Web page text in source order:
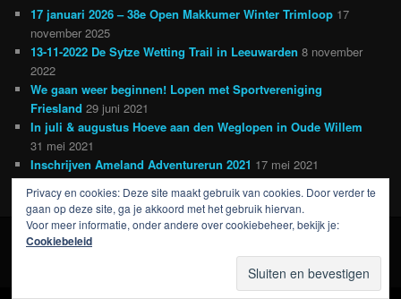
17 januari 2026 – 38e Open Makkumer Winter Trimloop 17
november 2025
13-11-2022 De Sytze Wetting Trail in Leeuwarden 8 november
2022
We gaan weer beginnen! Lopen met Sportvereniging
Friesland 29 juni 2021
In juli & augustus Hoeve aan den Weglopen in Oude Willem
31 mei 2021
Inschrijven Ameland Adventurerun 2021 17 mei 2021
Ondersteund door WordPress
Privacy en cookies: Deze site maakt gebruik van cookies. Door verder te
gaan op deze site, ga je akkoord met het gebruik hiervan.
Voor meer informatie, onder andere over cookiebeheer, bekijk je:
Cookiebeleid